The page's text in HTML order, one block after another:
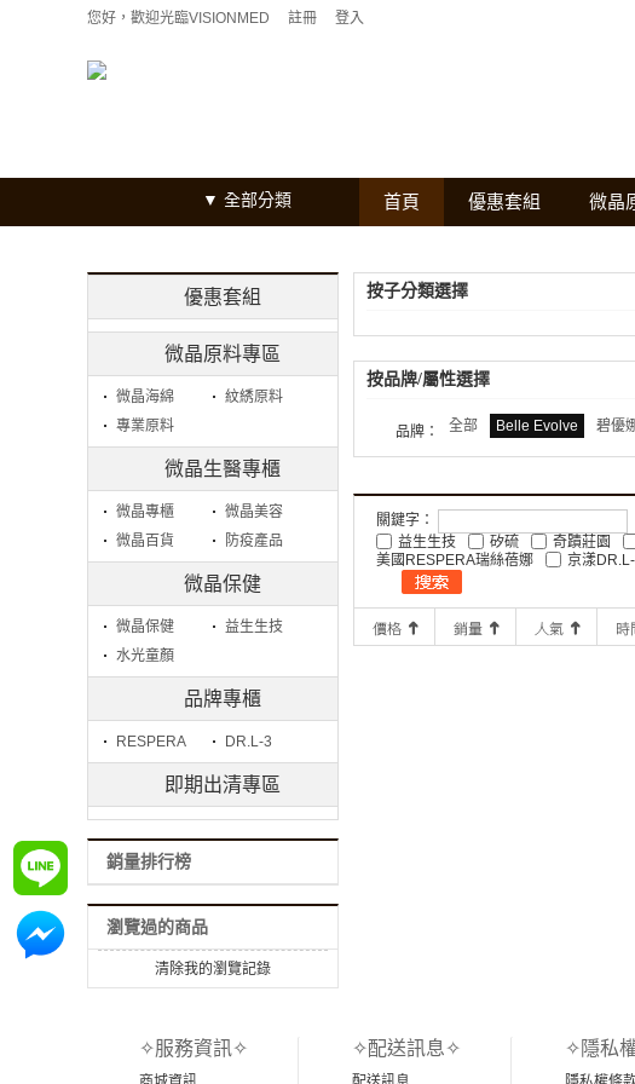
您好，歡迎光臨VISIONMED 註冊 登入
全部分類 首頁 優惠套組 微晶
優惠套組
微晶原料專區
微晶海綿
紋綉原料
專業原料
微晶生醫專櫃
微晶專櫃
微晶美容
微晶百貨
防疫產品
微晶保健
微晶保健
益生生技
水光童顏
品牌專櫃
RESPERA DR.L-3
即期出清專區
銷量排行榜
瀏覽過的商品
清除我的瀏覽記錄
按子分類選擇
按品牌/屬性選擇
品牌： 全部 Belle Evolve 碧優
關鍵字：
益生生技
矽硫 奇蹟莊園
美國RESPERA瑞絲蓓娜
京漾
✧服務資訊✧ ✧配送訊息✧ ✧隱私